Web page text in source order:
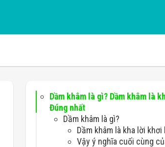
Dầm khâm là gì? Dầm khâm là
Đúng nhất
Dầm khâm là gì?
Dầm khâm là kha lời khơi
Vậy ý nghĩa cuối cùng